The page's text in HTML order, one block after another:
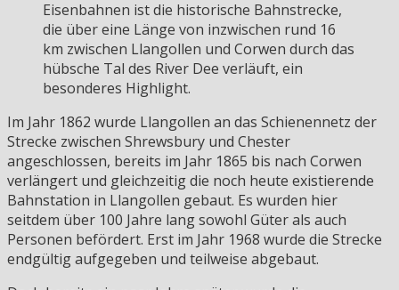
Eisenbahnen ist die historische Bahnstrecke,
die über eine Länge von inzwischen rund 16
km zwischen Llangollen und Corwen durch das
hübsche Tal des River Dee verläuft, ein
besonderes Highlight.
Im Jahr 1862 wurde Llangollen an das Schienennetz der
Strecke zwischen Shrewsbury und Chester
angeschlossen, bereits im Jahr 1865 bis nach Corwen
verlängert und gleichzeitig die noch heute existierende
Bahnstation in Llangollen gebaut. Es wurden hier
seitdem über 100 Jahre lang sowohl Güter als auch
Personen befördert. Erst im Jahr 1968 wurde die Strecke
endgültig aufgegeben und teilweise abgebaut.